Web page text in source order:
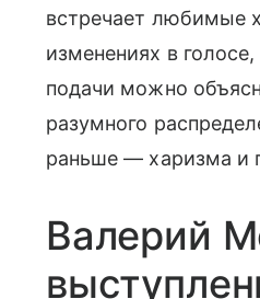
встречает любимые
изменениях в
подачи можно
разумного
раньше — харизма и
Валерий